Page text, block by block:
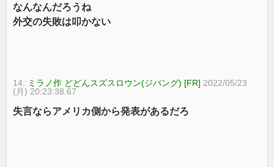
なんなんだろうね
外交の失敗は叩かない
14: ミラノ作 どどんスズスロウン(ジパング) [FR] 2022/05/23
(月) 20:23:38.67
失言ならアメリカ側から発表があるだろ